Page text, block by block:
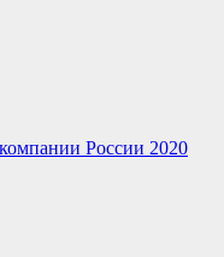
России 2020